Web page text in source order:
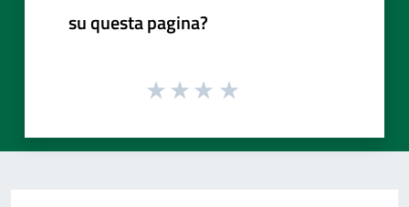
su questa pagina?